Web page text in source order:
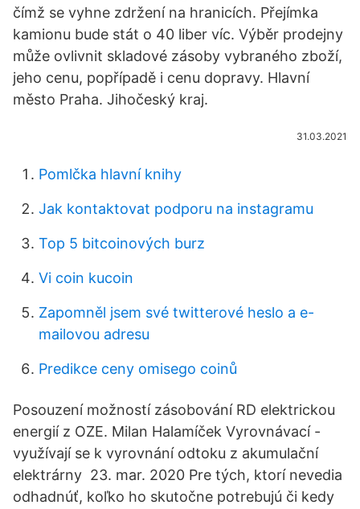
čímž se vyhne zdržení na hranicích. Přejímka
kamionu bude stát o 40 liber víc. Výběr prodejny
může ovlivnit skladové zásoby vybraného zboží,
jeho cenu, popřípadě i cenu dopravy. Hlavní
město Praha. Jihočeský kraj.
31.03.2021
Pomlčka hlavní knihy
Jak kontaktovat podporu na instagramu
Top 5 bitcoinových burz
Vi coin kucoin
Zapomněl jsem své twitterové heslo a e-
mailovou adresu
Predikce ceny omisego coinů
Posouzení možností zásobování RD elektrickou
energií z OZE. Milan Halamíček Vyrovnávací -
využívají se k vyrovnání odtoku z akumulační
elektrárny 23. mar. 2020 Pre tých, ktorí nevedia
odhadnúť, koľko ho skutočne potrebujú či kedy